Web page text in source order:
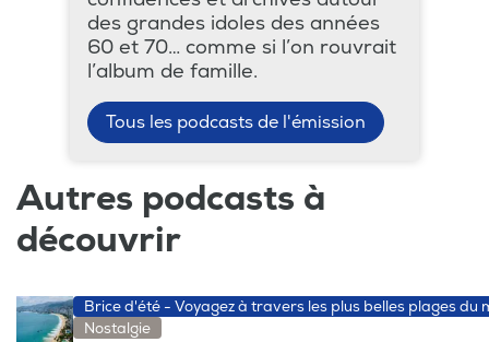
des grandes idoles des années
60 et 70… comme si l’on rouvrait
l’album de famille.
Tous les podcasts de l'émission
Autres podcasts à
découvrir
Brice d'été - Voyagez à travers les plus belles plages du
Nostalgie